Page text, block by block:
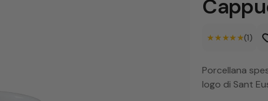
★★★★★
★★★★★(1)
Porcellana
logo di Sant